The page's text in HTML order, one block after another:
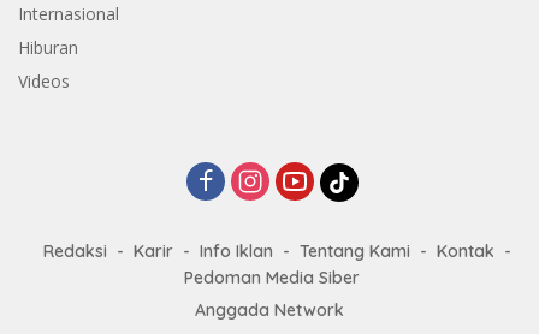
Internasional
Hiburan
Videos
Redaksi Karir Info Iklan Tentang Kami
Kontak
Pedoman Media Siber
Anggada Network